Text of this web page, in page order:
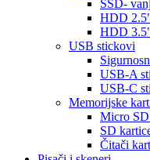
SSD-
HDD
HDD
USB stickovi
USB-A
USB-C
Memorijske
Micro
SD
Čitači